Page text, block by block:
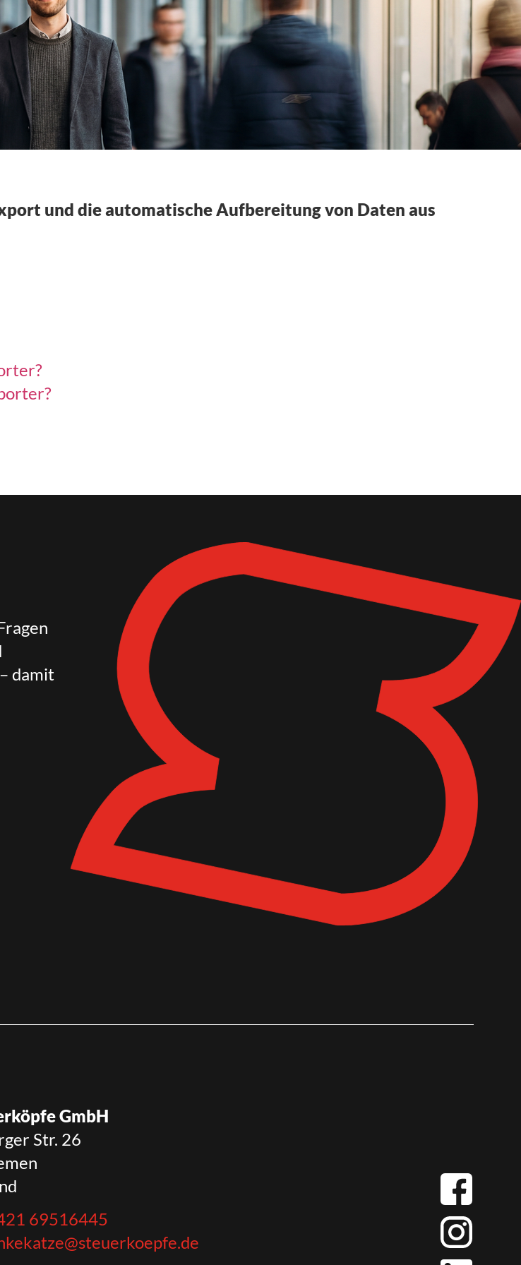
und die automatische Aufbereitung von Daten aus
damit
GmbH
Str. 26
69516445